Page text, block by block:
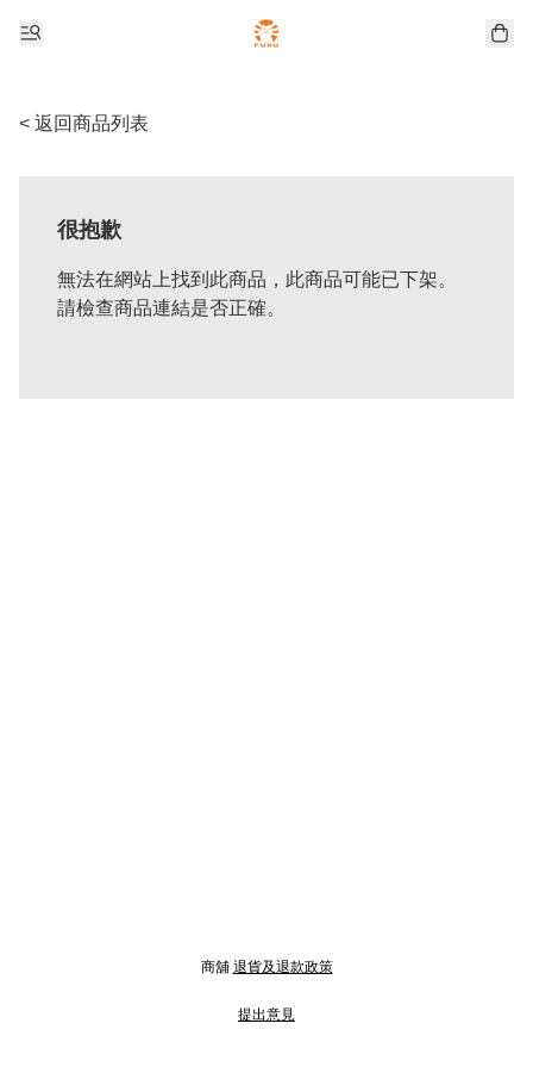
< 返回商品列表
很抱歉
無法在網站上找到此商品，此商品可能已下架。
請檢查商品連結是否正確。
商舖 退貨及退款政策
提出意見